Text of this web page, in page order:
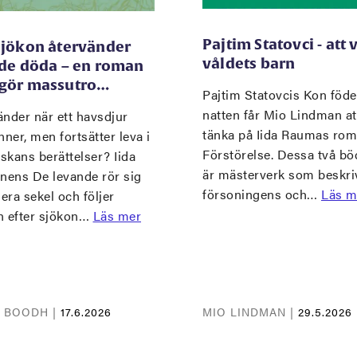
återvänder
döda – en roman
massutro…
när ett havsdjur
men fortsätter leva i
berättelser? Iida
De levande rör sig
sekel och följer
efter sjökon… Läs mer
| 17.6.2026
Pajtim Statovci - att
våldets barn
Pajtim Statovcis Kon
natten får Mio Lindman
tänka på Iida Raumas
Förstörelse. Dessa två
är mästerverk som
försoningens och… Läs
MIO LINDMAN | 29.5.2026